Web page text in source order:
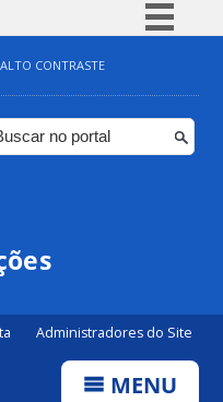
Simplifique!
Comunica BR
Participe
ALTO CONTRASTE
Administradores do Site
MENU